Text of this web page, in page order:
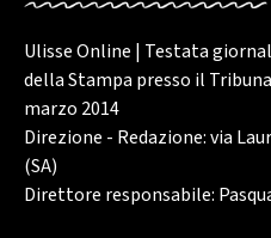
Ulisse Online | Testata
della Stampa presso il
marzo 2014
Direzione - Redazione: via
(SA)
Direttore responsabile: